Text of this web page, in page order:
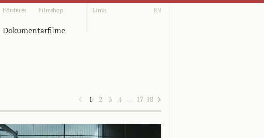
Förderer Filmshop Links EN
Dokumentarfilme
1 2 3 4 … 17 18